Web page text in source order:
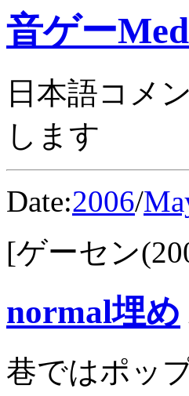
音ゲー
日本語コメ
します
Date:2006/
[ゲーセン
normal埋め
巷ではポッ